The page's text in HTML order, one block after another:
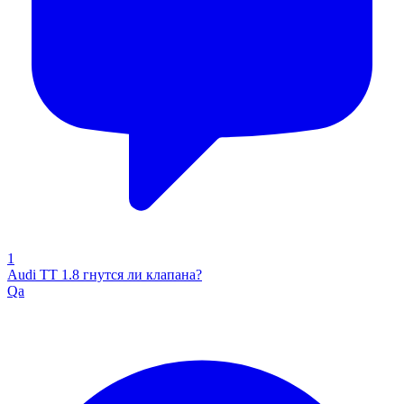
1
Audi TT 1.8 гнутся ли клапана?
Qa